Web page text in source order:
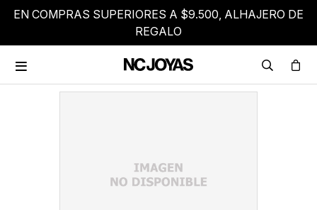
EN COMPRAS SUPERIORES A $9.500, ALHAJERO DE
REGALO
